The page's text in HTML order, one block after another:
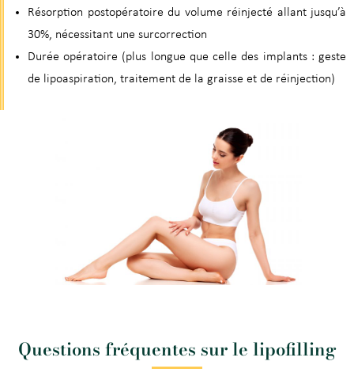
Résorption postopératoire du volume réinjecté allant jusqu’à
30%, nécessitant une surcorrection
Durée opératoire (plus longue que celle des implants : geste
de lipoaspiration, traitement de la graisse et de réinjection)
Questions fréquentes sur le lipofilling